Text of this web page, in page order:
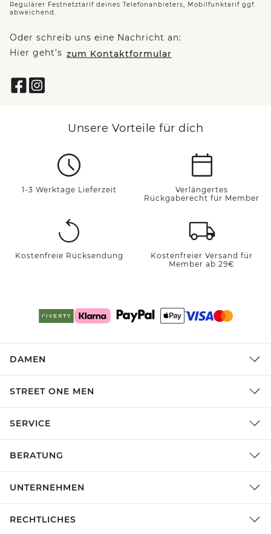
Regulärer Festnetztarif deines Telefonanbieters, Mobilfunktarif ggf.
abweichend.
Oder schreib uns eine Nachricht an:
Hier geht’s zum Kontaktformular
Unsere Vorteile für dich
1-3 Werktage Lieferzeit
Verlängertes
Rückgaberecht für Member
Kostenfreie Rücksendung
Kostenfreier Versand für
Member ab 29€
DAMEN
STREET ONE MEN
SERVICE
BERATUNG
UNTERNEHMEN
RECHTLICHES